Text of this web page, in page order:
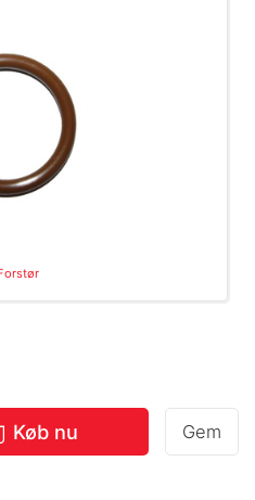
Køb nu Gem